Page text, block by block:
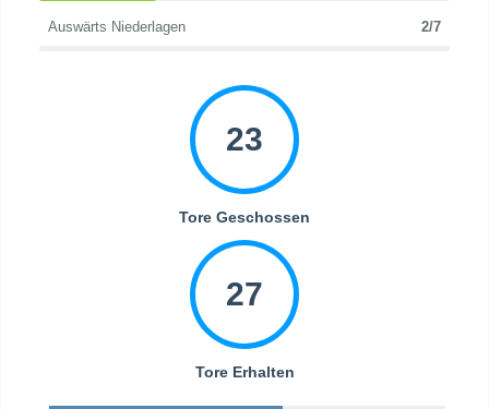
Auswärts Niederlagen 2/7
23
Tore Geschossen
27
Tore Erhalten